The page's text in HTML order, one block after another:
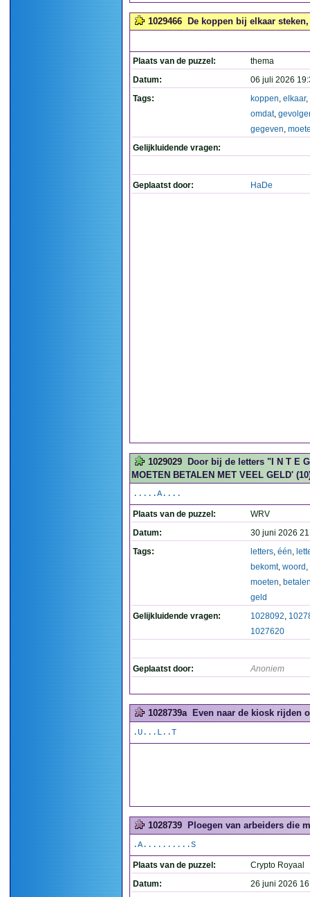
1029466 De koppen bij elkaar
Plaats van de puzzel:
thema
Datum:
06 juli 2026
Tags:
koppen, elkaar,
omdat,
gegeven,
Gelijkluidende vragen:
Geplaatst door: HaDe
1029029
Door bij de letters "I N T E
MOETEN BETALEN MET VEEL GELD'
.....A....
Plaats van de puzzel:
WRV
Datum:
30 juni 2026
Tags:
letters, één,
bekomt, woord ,
moeten,
geld
Gelijkluidende vragen:
1028092,
1027620
Geplaatst door: Anoniem
1028739a Even naar de kiosk rijden
.U...L..T
1028739 Ploegen van arbeiders die
.A..........S
Plaats van de puzzel:
Crypto Royaal
Datum:
26 juni 2026